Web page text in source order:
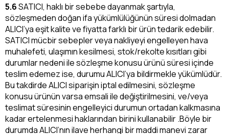
5.6SATICI, haklı bir sebebe dayanmak şartıyla,
sözleşmeden doğan ifa yükümlülüğünün süresi dolmadan
ALICI’ya eşit kalite ve fiyatta farklı bir ürün tedarik edebilir.
SATICI mücbir sebepler veya nakliyeyi engelleyen hava
muhalefeti, ulaşımın kesilmesi, stok/rekolte kısıtları gibi
durumlar nedeni ile sözleşme konusu ürünü süresi içinde
teslim edemez ise, durumu ALICI’ya bildirmekle yükümlüdür.
Bu takdirde ALICI siparişin iptal edilmesini, sözleşme
konusu ürünün varsa emsali ile değiştirilmesini, ve/veya
teslimat süresinin engelleyici durumun ortadan kalkmasına
kadar ertelenmesi haklarından birini kullanabilir .Böyle bir
durumda ALICI’nın ilave herhangi bir maddi manevi zarar